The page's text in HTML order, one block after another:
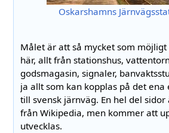
Oskarshamns
Målet är att så mycket som
här, allt från stationshus,
godsmagasin, signaler,
ja allt som kan kopplas på det
till svensk järnväg. En hel del
från Wikipedia, men kommer att
utvecklas.